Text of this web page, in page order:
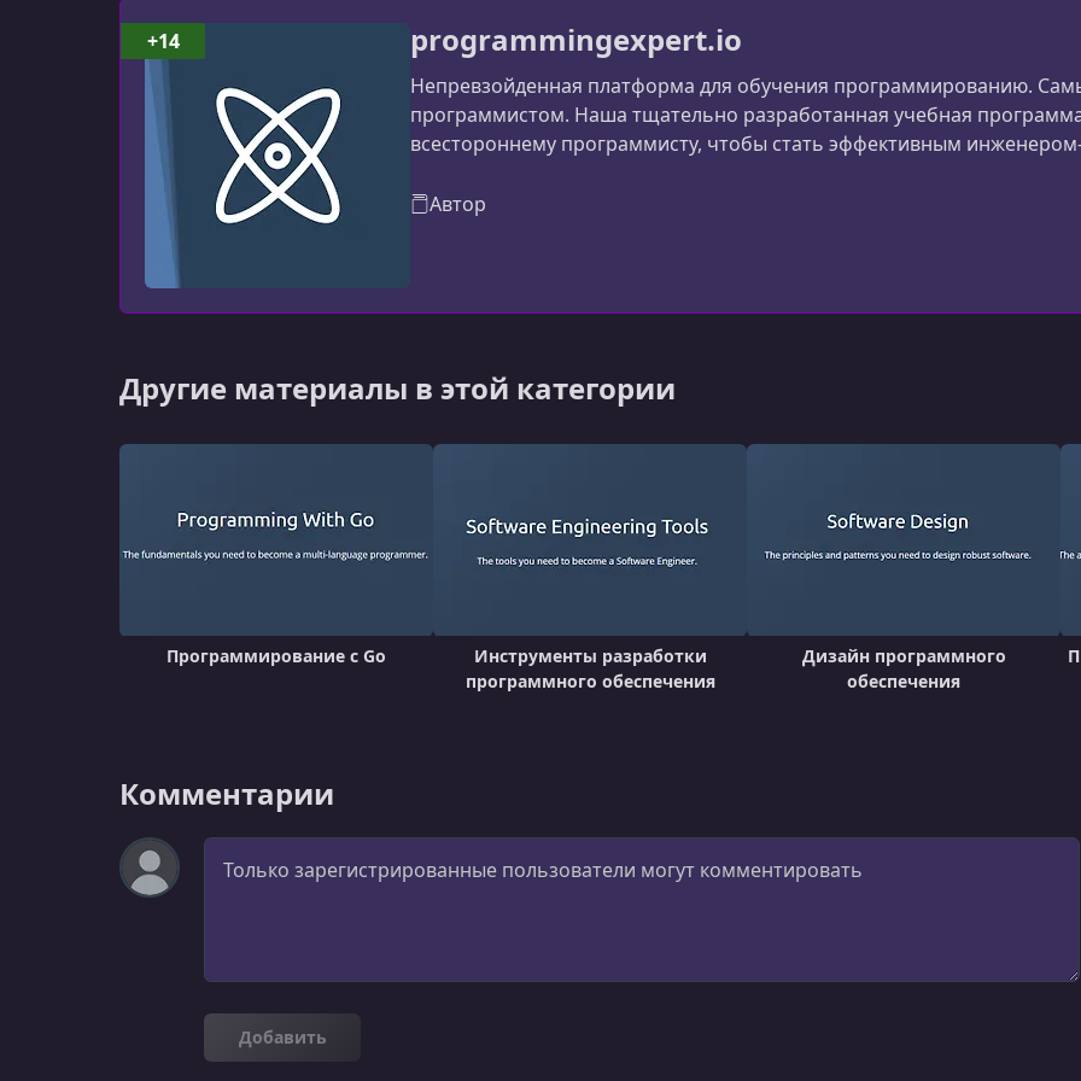
programmingexpert.io
Непревзойденная платформа для обучения программированию.
программистом. Наша тщательно разработанная учебная
всестороннему программисту, чтобы стать эффективным
программирования и инструментов разработки программного
Автор
+14
Другие материалы в этой категории
Программирование с Go
Инструменты разработки
программного обеспечения
Дизайн программного
обеспечения
Комментарии
Комментарий
Добавить